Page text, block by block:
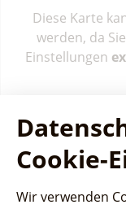
Diese Karte
werden, da
Einstellungen
Cookie-
Wir verwenden